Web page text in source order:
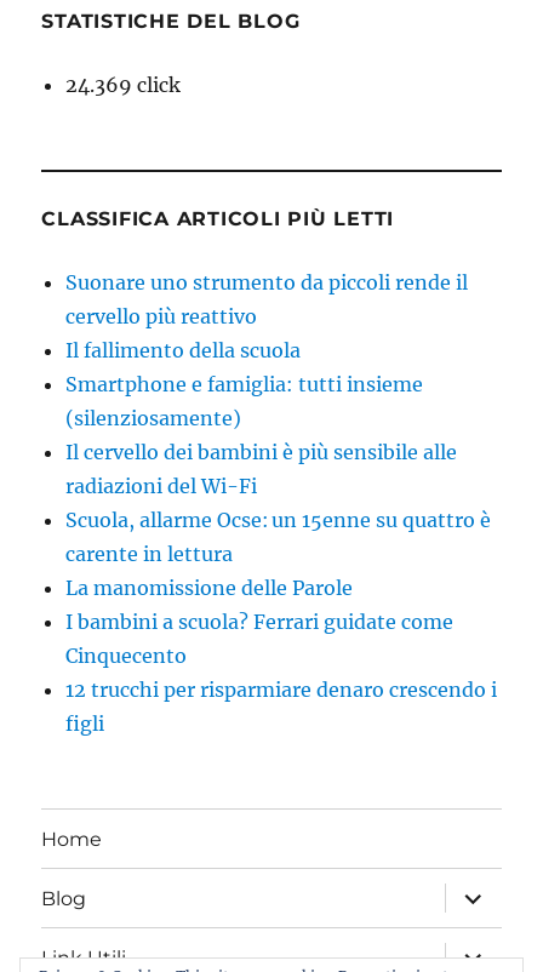
STATISTICHE DEL BLOG
24.369 click
CLASSIFICA ARTICOLI PIÙ LETTI
Suonare uno strumento da piccoli rende il
cervello più reattivo
Il fallimento della scuola
Smartphone e famiglia: tutti insieme
(silenziosamente)
Il cervello dei bambini è più sensibile alle
radiazioni del Wi-Fi
Scuola, allarme Ocse: un 15enne su quattro è
carente in lettura
La manomissione delle Parole
I bambini a scuola? Ferrari guidate come
Cinquecento
12 trucchi per risparmiare denaro crescendo i
figli
Home
Blog
apri
i
menu
child
Link Utili
apri